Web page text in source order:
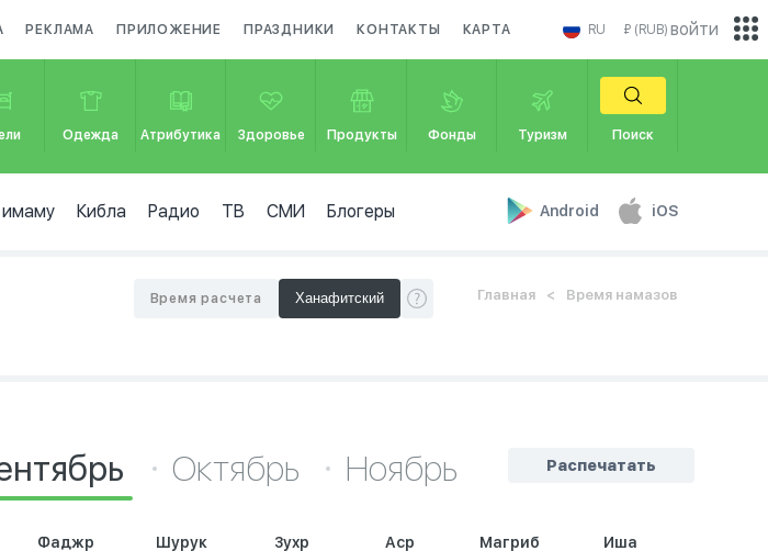
РЕКЛАМА ПРИЛОЖЕНИЕ ПРАЗДНИКИ КОНТАКТЫ КАРТА RU ₽ (RUB)
Одежда Атрибутика Здоровье Продукты Фонды Туризм Поиск
Кибла Радио ТВ СМИ Блогеры Android iOS
войти
Главная Время намазов
Время расчета
Распечатать
Октябрь Ноябрь
Фаджр Шурук Зухр Аср Магриб Иша